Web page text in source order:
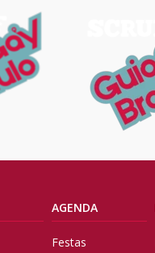
AGENDA
Festas